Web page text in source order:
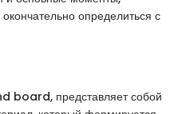
определиться с
представляет собой